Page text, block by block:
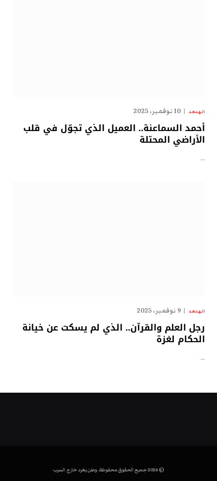
الهدهد 10 نوفمبر، 2025
أحمد السماعنة.. العميل الذي تجوّل في قلب
الأراضي المحتلة
…
الهدهد 9 نوفمبر، 2025
رجل العلم والقرآن.. الذي لم يسكت عن خيانة
الحكام لغزة
…
© 2026 جميع الحقوق محفوظة. وطن يغرد خارج السرب